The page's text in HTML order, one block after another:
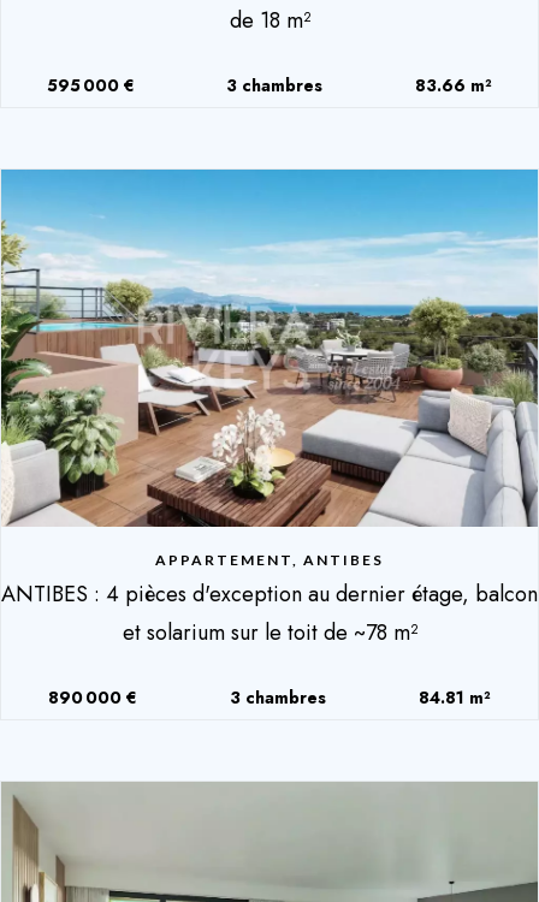
de 18 m²
595 000 € 3 chambres 83.66 m²
APPARTEMENT, ANTIBES
ANTIBES : 4 pièces d'exception au dernier étage, balcon
et solarium sur le toit de ~78 m²
890 000 € 3 chambres 84.81 m²